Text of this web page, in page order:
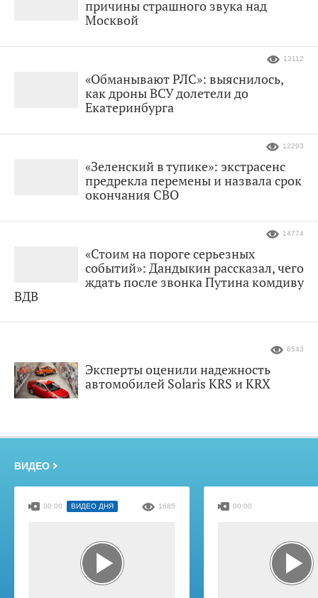
причины страшного звука над
Москвой
«Обманывают РЛС»: выяснилось,
как дроны ВСУ долетели до
Екатеринбурга
13112
«Зеленский в тупике»: экстрасенс
предрекла перемены и назвала срок
окончания СВО
12293
«Стоим на пороге серьезных
событий»: Дандыкин рассказал, чего
ждать после звонка Путина комдиву
ВДВ
14774
Эксперты оценили надежность
автомобилей Solaris KRS и KRX
6543
ВИДЕО
00:00 ВИДЕО ДНЯ 1685 00:00